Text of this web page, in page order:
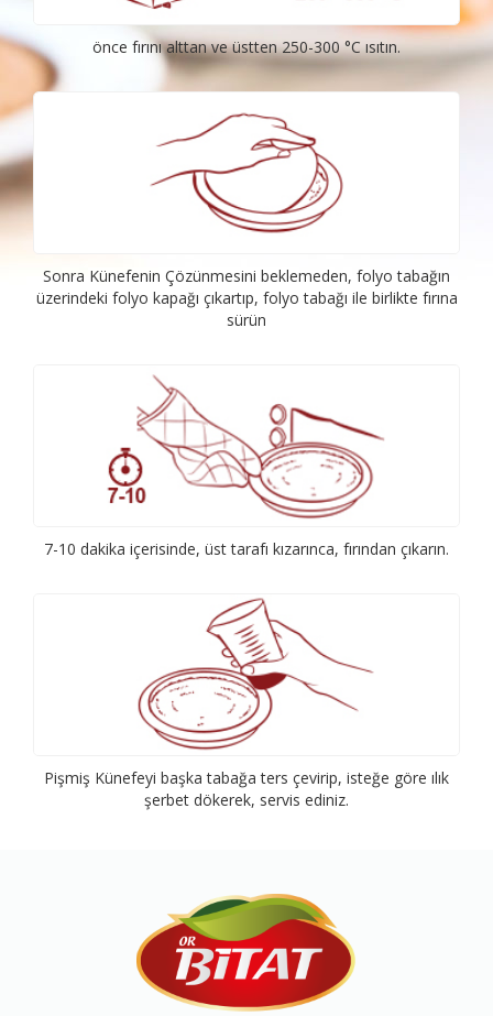
önce fırını alttan ve üstten 250-300 °C ısıtın.
Sonra Künefenin Çözünmesini beklemeden, folyo tabağın
üzerindeki folyo kapağı çıkartıp, folyo tabağı ile birlikte fırına
sürün
7-10 dakika içerisinde, üst tarafı kızarınca, fırından çıkarın.
Pişmiş Künefeyi başka tabağa ters çevirip, isteğe göre ılık
şerbet dökerek, servis ediniz.